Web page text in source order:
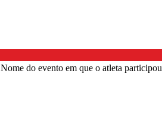
Nome do evento em que o atleta participou